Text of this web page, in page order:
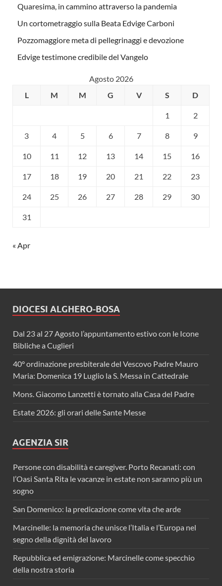
Quaresima, in cammino attraverso la pandemia
Un cortometraggio sulla Beata Edvige Carboni
Pozzomaggiore meta di pellegrinaggi e devozione
Edvige testimone credibile del Vangelo
Agosto 2026
L
M M G V S D
1 2
3 4 5 6 7 8 9
10 11 12 13 14 15 16
17 18 19 20 21 22 23
24 25 26 27 28 29 30
31
« Apr
DIOCESI ALGHERO-BOSA
Dal 23 al 27 Agosto l’appuntamento estivo con le Icone
Bibliche a Cuglieri
40° ordinazione presbiterale del Vescovo Padre Mauro
Maria: Domenica 19 Luglio la S. Messa in Cattedrale
Mons. Giacomo Lanzetti è tornato alla Casa del Padre
Estate 2026: gli orari delle Sante Messe
AGENZIA SIR
Persone con disabilità e caregiver. Porto Recanati: con
l’Oasi Santa Rita le vacanze in estate non saranno più un
sogno
San Domenico: la predicazione come vita che arde
Marcinelle: la memoria che unisce l’Italia e l’Europa nel
segno della dignità del lavoro
Repubblica ed emigrazione: Marcinelle come specchio
della nostra storia